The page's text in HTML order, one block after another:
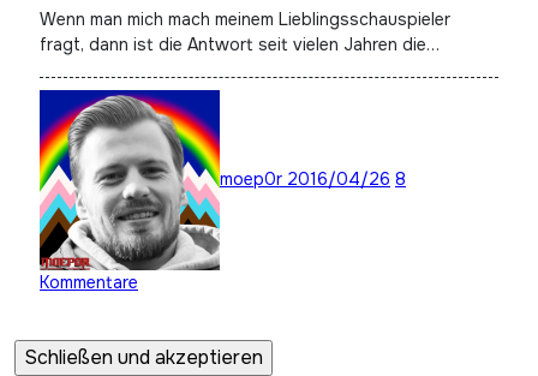
Wenn man mich mach meinem Lieblingsschauspieler
fragt, dann ist die Antwort seit vielen Jahren die…
moep0r 2016/04/26 8
Kommentare